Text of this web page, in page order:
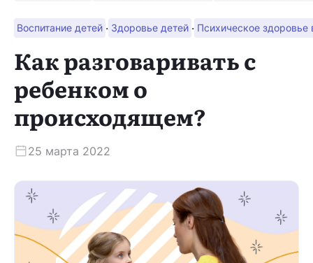
Воспитание детей · Здоровье детей · Психическое здоровье
Как разговаривать с
ребенком о
происходящем?
25 марта 2022